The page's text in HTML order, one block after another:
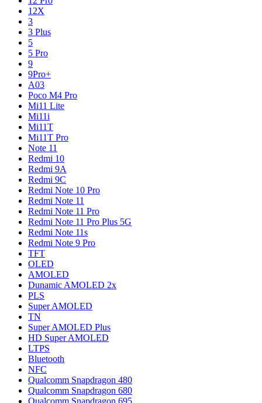
12X
3
3 Plus
5
5 Pro
9
9Pro+
A03
Poco M4 Pro
Mi11 Lite
Mi11i
Mi11T
Mi11T Pro
Note 11
Redmi 10
Redmi 9A
Redmi 9C
Redmi Note 10 Pro
Redmi Note 11
Redmi Note 11 Pro
Redmi Note 11 Pro Plus 5G
Redmi Note 11s
Redmi Note 9 Pro
TFT
OLED
AMOLED
Dunamic AMOLED 2x
PLS
Super AMOLED
TN
Super AMOLED Plus
HD Super AMOLED
LTPS
Bluetooth
NFC
Qualcomm Snapdragon 480
Qualcomm Snapdragon 680
Qualcomm Snapdragon 695